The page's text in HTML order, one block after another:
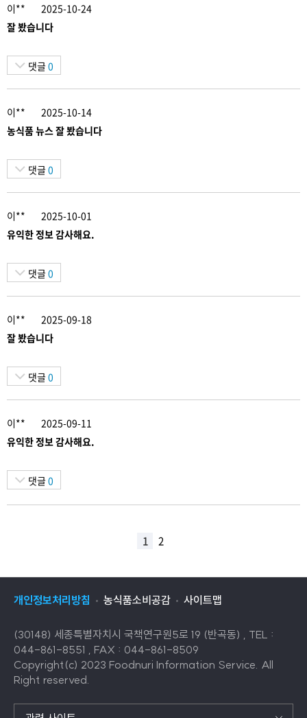
이**
2025-10-24
잘 봤습니다
댓글 0
이**
2025-10-14
농식품 뉴스 잘 봤습니다
댓글 0
이**
2025-10-01
유익한 정보 감사해요.
댓글 0
이**
2025-09-18
잘 봤습니다
댓글 0
이**
2025-09-11
유익한 정보 감사해요.
댓글 0
1 2
개인정보처리방침 농식품소비공감 사이트맵
(30148) 세종특별자치시 국책연구원5로 19 (반곡동) , TEL :
044-861-8551 , FAX : 044-861-8509
Copyright(c) 2023 Foodnuri Information Service. All
Right reserved.